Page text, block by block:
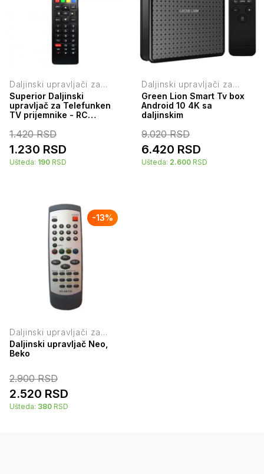
Daljinski upravljači za
televizore
Superior Daljinski
upravljač za Telefunken
TV prijemnike - RC
1.420RSD
1.230 RSD
Ušteda: 190 RSD
Daljinski upravljači za
televizore
Green Lion Smart Tv box
Android 10 4K sa
daljinskim
9.020RSD
6.420 RSD
Ušteda: 2.600 RSD
-13%
Daljinski upravljači za
televizore
Daljinski upravljač Neo,
Beko
2.900RSD
2.520 RSD
Ušteda: 380 RSD